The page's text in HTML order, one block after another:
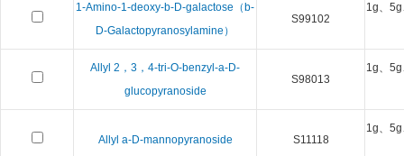
Berry & Associates Zedira
LGC Maine Standards Biolife
1-Amino-1-deoxy-b-D-galactose（b-
D-Galactopyranosylamine）
S99102
1g、
Allyl 2，3，4-tri-O-benzyl-a-D-
glucopyranoside
S98013
1g、
Allyl a-D-mannopyranoside S11118
1g、